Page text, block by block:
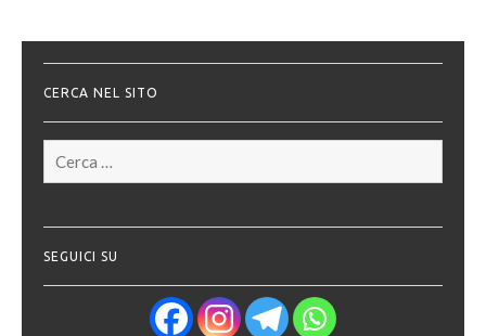
CERCA NEL SITO
per:
SEGUICI SU